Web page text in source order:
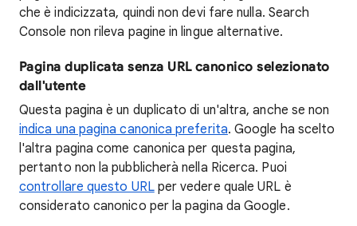
che è indicizzata, quindi non devi fare nulla. Search
Console non rileva pagine in lingue alternative.
Pagina duplicata senza URL canonico selezionato
dall'utente
Questa pagina è un duplicato di un'altra, anche se non
indica una pagina canonica preferita. Google ha scelto
l'altra pagina come canonica per questa pagina,
pertanto non la pubblicherà nella Ricerca. Puoi
controllare questo URLper vedere quale URL è
considerato canonico per la pagina da Google.